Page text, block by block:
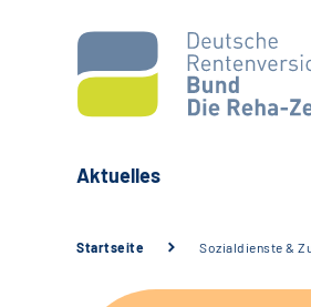
Aktuelles
Startseite Sozialdienste &